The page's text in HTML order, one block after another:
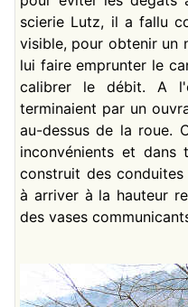
scierie Lutz, il a fallu
visible, pour obtenir un
lui faire emprunter le
calibrer le débit. A
terminaient par un
au-dessus de la roue.
inconvénients et
construit des
à arriver à la hauteur
des vases